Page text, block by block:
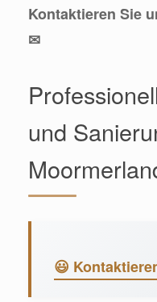
Kontaktieren Sie
✉
und
😃